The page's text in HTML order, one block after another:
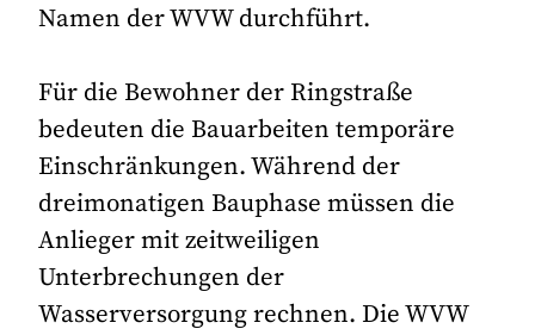
Namen der WVW durchführt.
Für die Bewohner der Ringstraße
bedeuten die Bauarbeiten temporäre
Einschränkungen. Während der
dreimonatigen Bauphase müssen die
Anlieger mit zeitweiligen
Unterbrechungen der
Wasserversorgung rechnen. Die WVW